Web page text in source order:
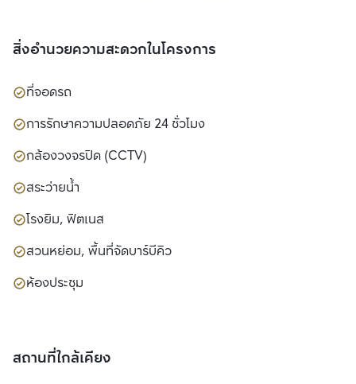
สิ่งอำนวยความสะดวกในโครงการ
ที่จอดรถ
การรักษาความปลอดภัย 24 ชั่วโมง
กล้องวงจรปิด (CCTV)
สระว่ายน้ำ
โรงยิม, ฟิตเนส
สวนหย่อม, พื้นที่จัดบาร์บีคิว
ห้องประชุม
สถานที่ใกล้เคียง